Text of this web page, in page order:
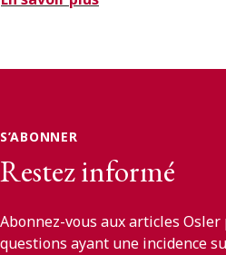
S’ABONNER
Restez informé
Abonnez-vous aux articles
questions ayant une incidence